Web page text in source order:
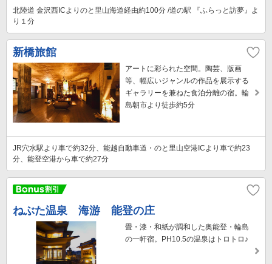
北陸道 金沢西ICよりのと里山海道経由約100分 /道の駅 『ふらっと訪夢』よ
り１分
新橋旅館
アートに彩られた空間。陶芸、版画
等、幅広いジャンルの作品を展示する
ギャラリーを兼ねた食泊分離の宿。輪
島朝市より徒歩約5分
JR穴水駅より車で約32分、能越自動車道・のと里山空港ICより車で約23
分、能登空港から車で約27分
ねぶた温泉 海游 能登の庄
畳・漆・和紙が調和した奥能登・輪島
の一軒宿。PH10.5の温泉はトロトロ♪